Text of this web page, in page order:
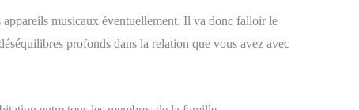
appareils musicaux éventuellement. Il va donc falloir le
profonds dans la relation que vous avez avec